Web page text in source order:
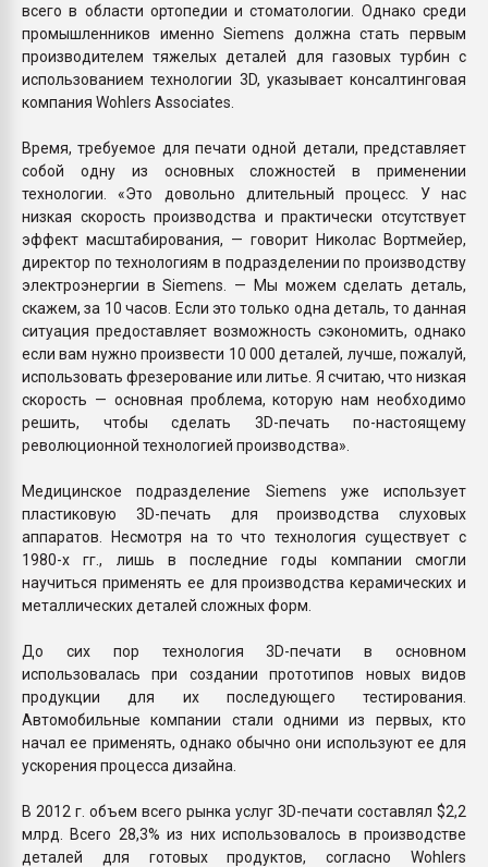
всего в области ортопедии и стоматологии. Однако среди
промышленников именно Siemens должна стать первым
производителем тяжелых деталей для газовых турбин с
использованием технологии 3D, указывает консалтинговая
компания Wohlers Associates.
Время, требуемое для печати одной детали, представляет
собой одну из основных сложностей в применении
технологии. «Это довольно длительный процесс. У нас
низкая скорость производства и практически отсутствует
эффект масштабирования, — говорит Николас Вортмейер,
директор по технологиям в подразделении по производству
электроэнергии в Siemens. — Мы можем сделать деталь,
скажем, за 10 часов. Если это только одна деталь, то данная
ситуация предоставляет возможность сэкономить, однако
если вам нужно произвести 10 000 деталей, лучше, пожалуй,
использовать фрезерование или литье. Я считаю, что низкая
скорость — основная проблема, которую нам необходимо
решить, чтобы сделать 3D-печать по-настоящему
революционной технологией производства».
Медицинское подразделение Siemens уже использует
пластиковую 3D-печать для производства слуховых
аппаратов. Несмотря на то что технология существует с
1980-х гг., лишь в последние годы компании смогли
научиться применять ее для производства керамических и
металлических деталей сложных форм.
До сих пор технология 3D-печати в основном
использовалась при создании прототипов новых видов
продукции для их последующего тестирования.
Автомобильные компании стали одними из первых, кто
начал ее применять, однако обычно они используют ее для
ускорения процесса дизайна.
В 2012 г. объем всего рынка услуг 3D-печати составлял $2,2
млрд. Всего 28,3% из них использовалось в производстве
деталей для готовых продуктов, согласно Wohlers